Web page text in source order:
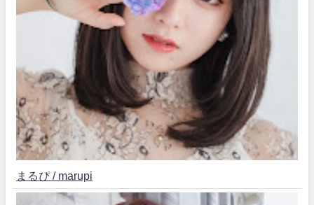
まるぴ / marupi